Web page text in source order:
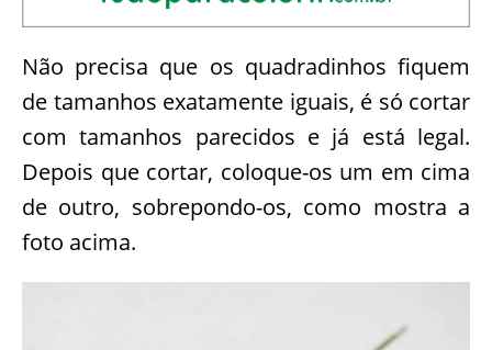
Não precisa que os quadradinhos fiquem
de tamanhos exatamente iguais, é só cortar
com tamanhos parecidos e já está legal.
Depois que cortar, coloque-os um em cima
de outro, sobrepondo-os, como mostra a
foto acima.